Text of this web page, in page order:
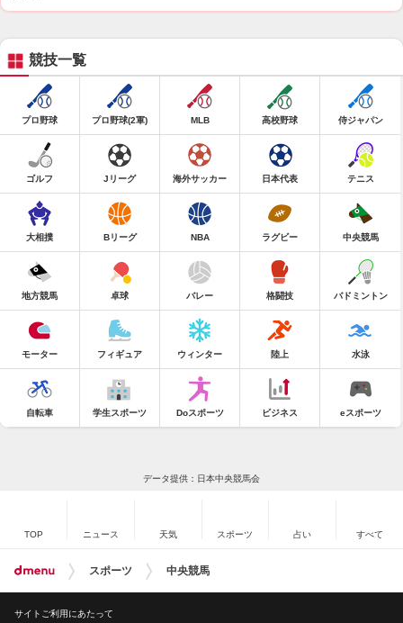
競技一覧
プロ野球 プロ野球(2軍) MLB 高校野球 侍ジャパン
ゴルフ Jリーグ 海外サッカー 日本代表 テニス
大相撲 Bリーグ NBA ラグビー 中央競馬
地方競馬 卓球 バレー 格闘技 バドミントン
モーター フィギュア ウィンター 陸上 水泳
自転車 学生スポーツ Doスポーツ ビジネス eスポーツ
データ提供：日本中央競馬会
TOP ニュース 天気 スポーツ 占い すべて
スポーツ 中央競馬
サイトご利用にあたって